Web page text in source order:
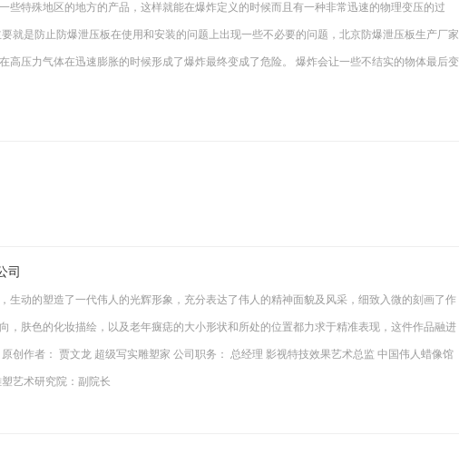
些特殊地区的地方的产品，这样就能在爆炸定义的时候而且有一种非常迅速的物理变压的过
就是防止防爆泄压板在使用和安装的问题上出现一些不必要的问题，北京防爆泄压板生产厂家
高压力气体在迅速膨胀的时候形成了爆炸最终变成了危险。 爆炸会让一些不结实的物体最后变
司
生动的塑造了一代伟人的光辉形象，充分表达了伟人的精神面貌及风采，细致入微的刻画了作
，肤色的化妆描绘，以及老年癍痣的大小形状和所处的位置都力求于精准表现，这件作品融进
创作者： 贾文龙 超级写实雕塑家 公司职务： 总经理 影视特技效果艺术总监 中国伟人蜡像馆
艺术研究院：副院长